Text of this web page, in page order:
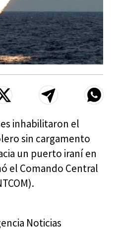
inhabilitaron el
sin cargamento
un puerto iraní en
el Comando Central
Noticias